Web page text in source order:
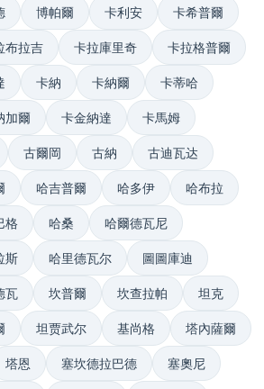
博帕爾 卡利安 卡希普爾
布拉吉 卡拉庫里奇 卡拉格普爾
卡納 卡納爾 卡蒂哈
加爾 卡金納達 卡馬姆
古爾岡 古納 古迪瓦达
哈吉普爾 哈多伊 哈布拉
格 哈桑 哈爾德瓦尼
斯 哈里德瓦尔 圖圖庫迪
瓦 坎普爾 坎查拉帕 坦克
坦贾武尔 基尚格 塔內薩爾
塔恩 塞坎德拉巴德 塞奧尼